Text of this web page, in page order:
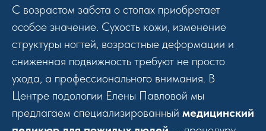
С возрастом забота о стопах приобретает
особое значение. Сухость кожи, изменение
структуры ногтей, возрастные деформации и
сниженная подвижность требуют не просто
ухода, а профессионального внимания. В
Центре подологии Елены Павловой мы
предлагаем специализированный медицинский